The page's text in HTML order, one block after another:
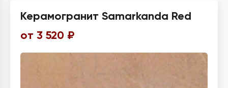
Керамогранит Samarkanda Red
от 3 520 ₽